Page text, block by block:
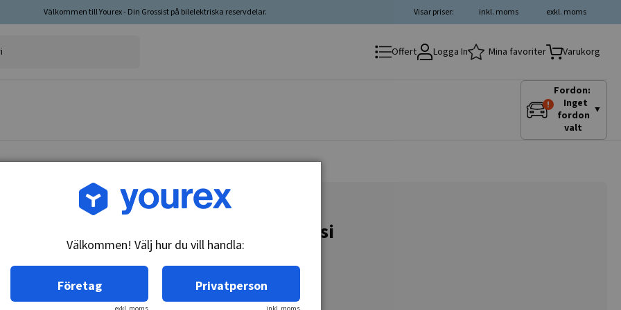
Välkommen till Yourex - Din Grossist på bilelektriska reservdelar. exkl. moms
inkl. moms
Visar priser:
Offert Logga In Mina favoriter Varukorg
Fordon:
Inget
fordon
valt
▼
Artikelnr: 85-2220
Minirelä 12V-40A, 5 stift,resi
Välkommen! Välj hur du vill handla:
Företag Privatperson